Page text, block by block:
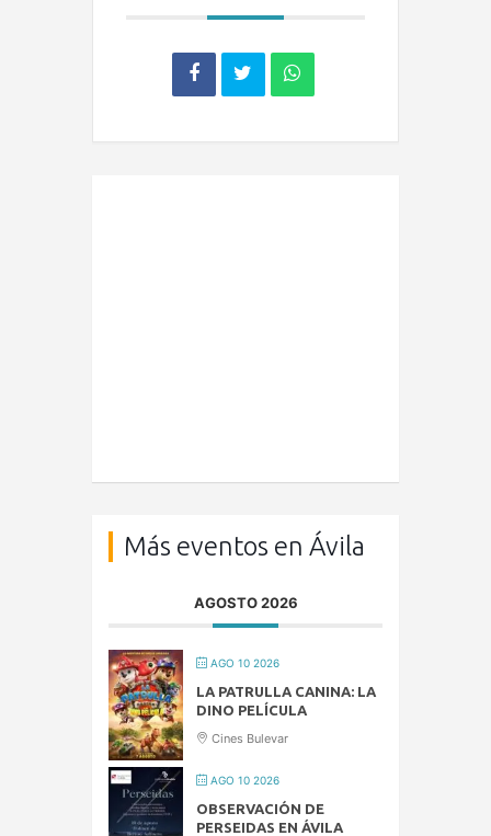
Más eventos en Ávila
AGOSTO 2026
AGO 10 2026
LA PATRULLA CANINA: LA
DINO PELÍCULA
Cines Bulevar
AGO 10 2026
OBSERVACIÓN DE
PERSEIDAS EN ÁVILA